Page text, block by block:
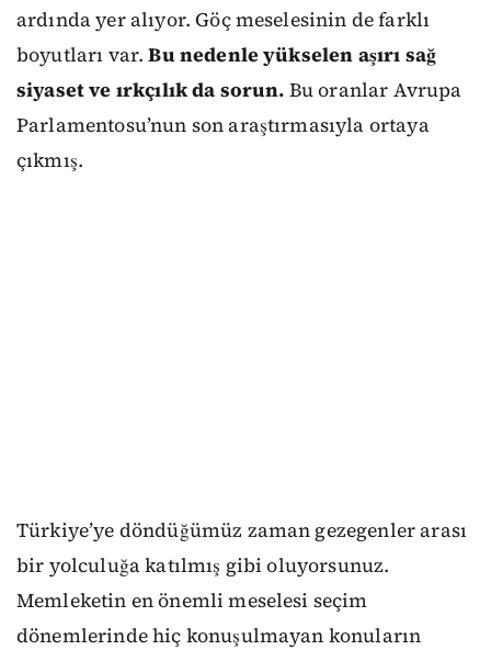
ardında yer alıyor. Göç meselesinin de farklı
boyutları var.Bu nedenle yükselen aşırı sağ
siyaset ve ırkçılık da sorun. Bu oranlar Avrupa
Parlamentosu’nun son araştırmasıyla ortaya
çıkmış.
Türkiye’ye döndüğümüz zaman gezegenler arası
bir yolculuğa katılmış gibi oluyorsunuz.
Memleketin en önemli meselesi seçim
dönemlerinde hiç konuşulmayan konuların